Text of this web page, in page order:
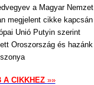
a Magyar Nemzet
megjelent cikke kapcsán
Unió Putyin szerint
Oroszország és hazánk
A CIKKHEZ »»